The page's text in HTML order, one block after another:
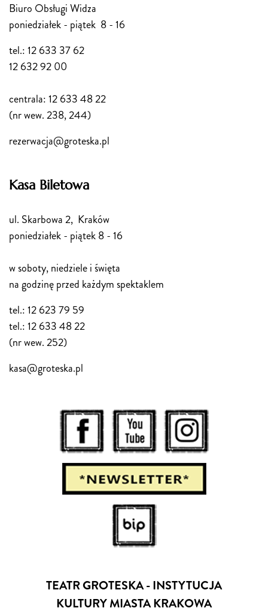
Biuro Obsługi Widza
poniedziałek - piątek 8 - 16
tel.: 12 633 37 62
12 632 92 00
centrala: 12 633 48 22
(nr wew. 238, 244)
rezerwacja@groteska.pl
Kasa Biletowa
ul. Skarbowa 2, Kraków
poniedziałek - piątek 8 - 16
w soboty, niedziele i święta
na godzinę przed każdym spektaklem
tel.: 12 623 79 59
tel.: 12 633 48 22
(nr wew. 252)
kasa@groteska.pl
TEATR GROTESKA - INSTYTUCJA
KULTURY MIASTA KRAKOWA